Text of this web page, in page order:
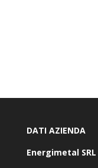
DATI AZIENDA
Energimetal SRL